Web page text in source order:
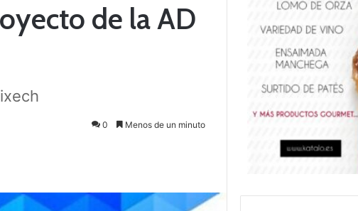
de la AD
0 Menos de un minuto